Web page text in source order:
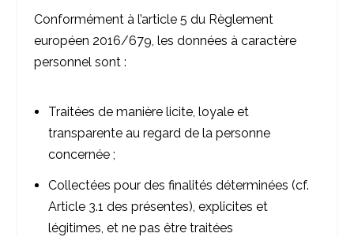
Conformément à l’article 5 du Règlement
européen 2016/679, les données à caractère
personnel sont :
Traitées de manière licite, loyale et
transparente au regard de la personne
concernée ;
Collectées pour des finalités déterminées (cf.
Article 3.1 des présentes), explicites et
légitimes, et ne pas être traitées